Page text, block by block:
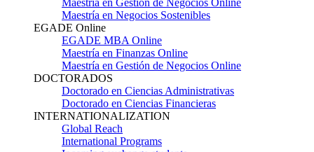
Maestría en Gestión de Negocios Online
Maestría en Negocios Sostenibles
EGADE Online
EGADE MBA Online
Maestría en Finanzas Online
Maestría en Gestión de Negocios Online
DOCTORADOS
Doctorado en Ciencias Administrativas
Doctorado en Ciencias Financieras
INTERNATIONALIZATION
Global Reach
International Programs